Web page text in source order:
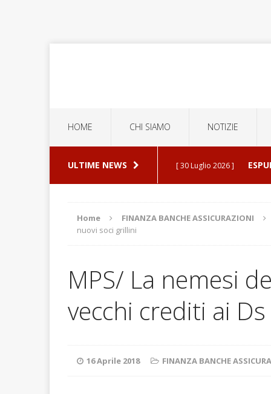
HOME CHI SIAMO NOTIZIE
ULTIME NEWS [ 30 Luglio 2026 ]
ATTUALITA'
[ 5 Luglio 2026 ]
Home FINANZA BANCHE ASSICURAZIONI
nuovi soci grillini
MPS/ La nemesi
vecchi crediti ai
16 Aprile 2018 FINANZA BANCHE